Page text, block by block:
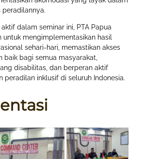
peradilannya.
dalam seminar ini, PTA Papua
untuk mengimplementasikan hasil
sehari-hari, memastikan akses
baik bagi semua masyarakat,
disabilitas, dan berperan aktif
peradilan inklusif di seluruh Indonesia.